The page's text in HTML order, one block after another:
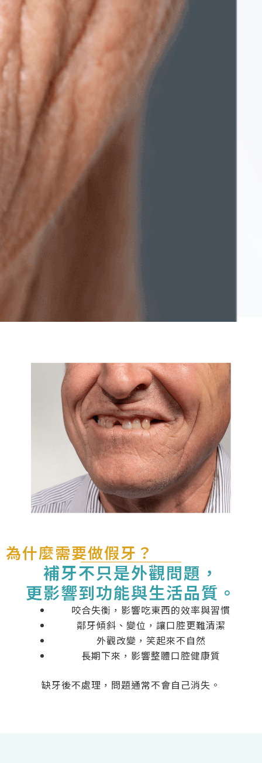
為什麼需要做假牙？
補牙不只是外觀問題，
更影響到功能與生活品質。
咬合失衡，影響吃東西的效率與習慣
鄰牙傾斜、變位，讓口腔更難清潔
外觀改變，笑起來不自然
長期下來，影響整體口腔健康質
缺牙後不處理，問題通常不會自己消失。